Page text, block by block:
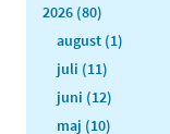
2026 (80)
august (1)
juli (11)
juni (12)
maj (10)